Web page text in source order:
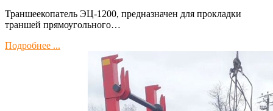
Траншеекопатель ЭЦ-1200, предназначен для прокладки
траншей прямоугольного…
Подробнее ...